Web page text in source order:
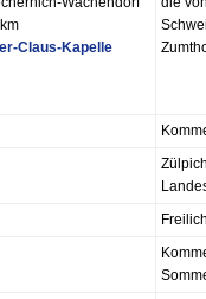
Claus-Kapelle